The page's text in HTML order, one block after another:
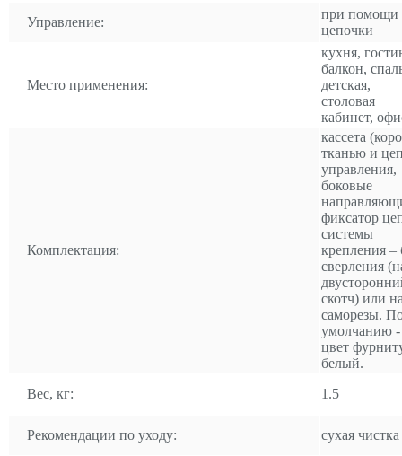
Управление:
при помощи
цепочки
Место применения:
кухня,
балкон,
детская,
столовая
кабинет,
Комплектация:
кассета
тканью и
управления,
боковые
фиксатор
системы
крепления –
сверления
скотч) или
саморезы.
умолчанию -
цвет
белый.
Вес, кг:
1.5
Рекомендации по уходу: сухая чистка